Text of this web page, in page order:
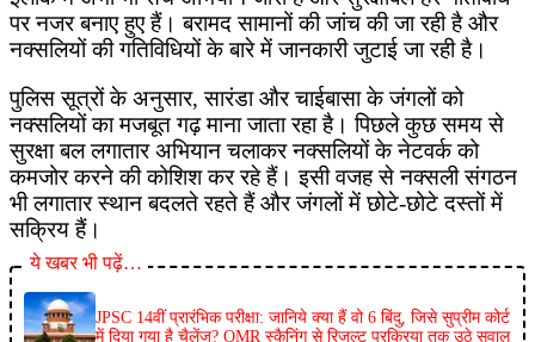
पर नजर बनाए हुए हैं। बरामद सामानों की जांच की जा रही है और
नक्सलियों की गतिविधियों के बारे में जानकारी जुटाई जा रही है।
पुलिस सूत्रों के अनुसार, सारंडा और चाईबासा के जंगलों को
नक्सलियों का मजबूत गढ़ माना जाता रहा है। पिछले कुछ समय से
सुरक्षा बल लगातार अभियान चलाकर नक्सलियों के नेटवर्क को
कमजोर करने की कोशिश कर रहे हैं। इसी वजह से नक्सली संगठन
भी लगातार स्थान बदलते रहते हैं और जंगलों में छोटे-छोटे दस्तों में
सक्रिय हैं।
ये खबर भी पढ़ें…
JPSC 14वीं प्रारंभिक परीक्षा: जानिये क्या हैं वो 6 बिंदु, जिसे सुप्रीम कोर्ट
में दिया गया है चैलेंज? OMR स्कैनिंग से रिजल्ट प्रक्रिया तक उठे सवाल